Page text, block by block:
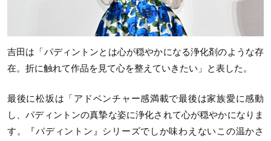
吉田は「パディントンとは心が穏やかになる浄化剤のような存
在。折に触れて作品を見て心を整えていきたい」と表した。
最後に松坂は「アドベンチャー感満載で最後は家族愛に感動
し、パディントンの真摯な姿に浄化されて心が穏やかになりま
す。『パディントン』シリーズでしか味わえないこの温かさ